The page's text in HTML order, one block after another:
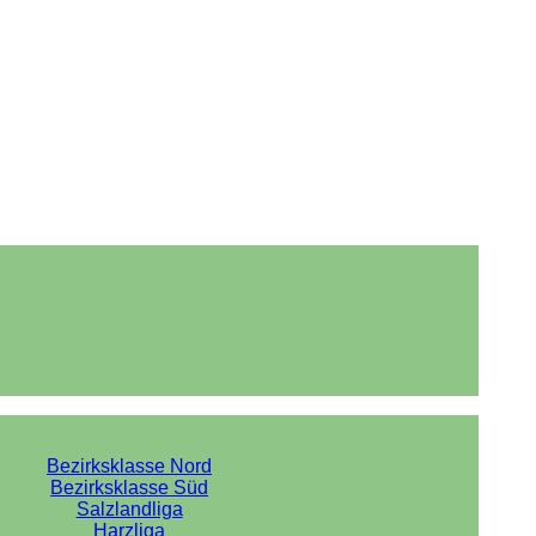
Bezirksklasse Nord
Bezirksklasse Süd
Salzlandliga
Harzliga